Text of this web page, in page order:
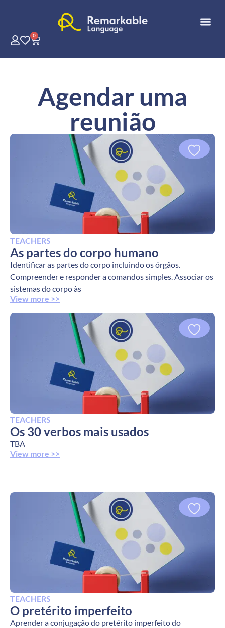
0
Agendar uma
reunião
TEACHERS
As partes do corpo humano
Identificar as partes do corpo incluindo os órgãos.
Compreender e responder a comandos simples. Associar os
sistemas do corpo às
View more >>
TEACHERS
Os 30 verbos mais usados
TBA
View more >>
TEACHERS
O pretérito imperfeito
Aprender a conjugação do pretérito imperfeito do